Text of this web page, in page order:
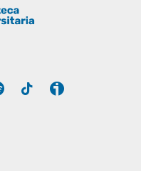
Spotify Tiktok